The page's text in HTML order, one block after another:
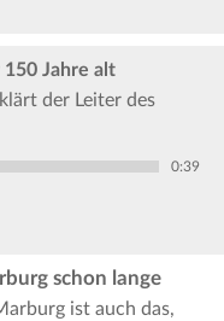
Jahre alt
der Leiter des
0:39
schon lange
ist auch das,